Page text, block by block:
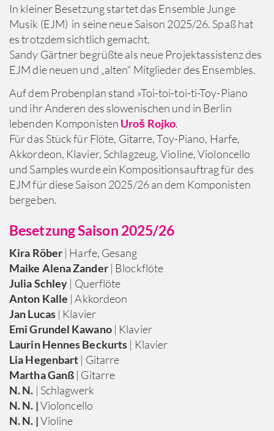
In kleiner Besetzung startet das Ensemble Junge
Musik (EJM) in seine neue Saison 2025/26. Spaß hat
es trotzdem sichtlich gemacht.
Sandy Gärtner begrüßte als neue Projektassistenz des
EJM die neuen und „alten“ Mitglieder des Ensembles.
Auf dem Probenplan stand »Toi-toi-toi-ti-Toy-Piano
und ihr Anderen des slowenischen und in Berlin
lebenden Komponisten Uroš Rojko.
Für das Stück für Flöte, Gitarre, Toy-Piano, Harfe,
Akkordeon, Klavier, Schlagzeug, Violine, Violoncello
und Samples wurde ein Kompositionsauftrag für des
EJM für diese Saison 2025/26 an dem Komponisten
bergeben.
Besetzung Saison 2025/26
Kira Röber | Harfe, Gesang
Maike Alena Zander| Blockflöte
Julia Schley | Querflöte
Anton Kalle | Akkordeon
Jan Lucas | Klavier
Emi Grundel Kawano| Klavier
Laurin Hennes Beckurts | Klavier
Lia Hegenbart | Gitarre
Martha Ganß | Gitarre
N. N. | Schlagwerk
N. N. |Violoncello
N. N. |Violine